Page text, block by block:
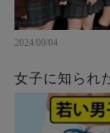
2024/09/04
女子に知られ